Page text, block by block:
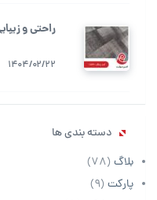
راحتی و
1404/02/22
دسته بندی ها
بلاگ (78)
پارکت (9)